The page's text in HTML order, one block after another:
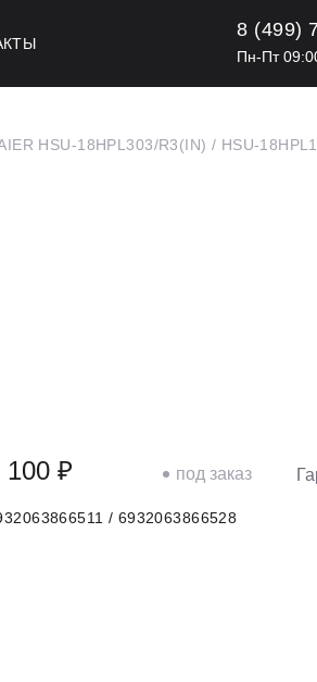
8 (499)
Пн-Пт
HSU-18HPL303/R3(IN) / HSU-
₽ под заказ
/ 6932063866528